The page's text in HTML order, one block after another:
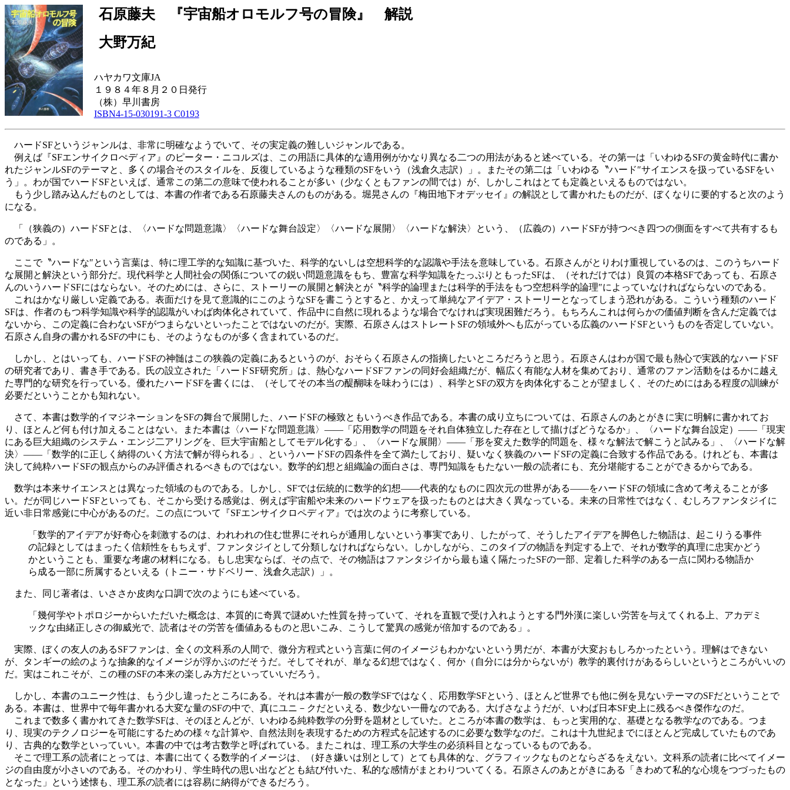
石原藤夫『宇宙船オロモルフ号の冒険』 解説
大野万紀
ハヤカワ文庫JA
１９８４年８月２０日発行
（株）早川書房
ISBN4-15-030191-3 C0193
ハードSFというジャンルは、非常に明確なようでいて、その実定義の難しいジャンルである。
例えば『SFエンサイクロぺディア』のピーター・ニコルズは、この用語に具体的な適用例がかなり異なる二つの用法があると述べている。その第一は「いわゆるSFの黄金時代に書か
れたジャンルSFのテーマと、多くの場合そのスタイルを、反復しているような種類のSFをいう（浅倉久志訳）」。またその第二は「いわゆる〝ハード″サイエンスを扱っているSFをい
う」。わが国でハードSFといえば、通常この第二の意味で使われることが多い（少なくともファンの間では）が、しかしこれはとても定義といえるものではない。
もう少し踏み込んだものとしては、本書の作者である石原藤夫さんのものがある。堀晃さんの『梅田地下オデッセイ』の解説として書かれたものだが、ぼくなりに要的すると次のよう
になる。
「（狭義の）ハードSFとは、〈ハードな問題意識〉〈ハードな舞台設定〉〈ハードな展開〉〈ハードな解決〉という、（広義の）ハードSFが持つべき四つの側面をすべて共有するも
のである」。
ここで〝ハードな″という言葉は、特に理工学的な知識に基づいた、科学的ないしは空想科学的な認識や手法を意味している。石原さんがとりわけ重視しているのは、このうちハード
な展開と解決という部分だ。現代科学と人間社会の関係についての鋭い問題意識をもち、豊富な科学知識をたっぷりともったSFは、（それだけでは）良質の本格SFであっても、石原さ
んのいうハードSFにはならない。そのためには、さらに、ストーリーの展開と解決とが〝科学的論理または科学的手法をもつ空想科学的論理″によっていなければならないのである。
これはかなり厳しい定義である。表面だけを見て意識的にこのようなSFを書こうとすると、かえって単純なアイデア・ストーリーとなってしまう恐れがある。こういう種類のハード
SFは、作者のもつ科学知識や科学的認識がいわば肉体化されていて、作品中に自然に現れるような場合でなければ実現困難だろう。もちろんこれは何らかの価値判断を含んだ定義では
ないから、この定義に合わないSFがつまらないといったことではないのだが。実際、石原さんはストレートSFの領域外へも広がっている広義のハードSFというものを否定していない。
石原さん自身の書かれるSFの中にも、そのようなものが多く含まれているのだ。
しかし、とはいっても、ハードSFの神髄はこの狭義の定義にあるというのが、おそらく石原さんの指摘したいところだろうと思う。石原さんはわが国で最も熱心で実践的なハードSF
の研究者であり、書き手である。氏の設立された「ハードSF研究所」は、熱心なハードSFファンの同好会組織だが、幅広く有能な人材を集めており、通常のファン活動をはるかに越え
た専門的な研究を行っている。優れたハードSFを書くには、（そしてその本当の醍醐味を味わうには）、科学とSFの双方を肉体化することが望ましく、そのためにはある程度の訓練が
必要だということかも知れない。
さて、本書は数学的イマジネーションをSFの舞台で展開した、ハードSFの極致ともいうべき作品である。本書の成り立ちについては、石原さんのあとがきに実に明解に書かれてお
り、ほとんど何も付け加えることはない。また本書は〈ハードな問題意識〉――「応用数学の問題をそれ自体独立した存在として描けばどうなるか」、〈ハードな舞台設定）――「現実
にある巨大組織のシステム・エンジ二アリングを、巨大宇宙船としてモデル化する」、〈ハードな展開〉――「形を変えた数学的問題を、様々な解法で解こうと試みる」、〈ハードな解
決〉――「数学的に正しく納得のいく方法で解が得られる」、というハードSFの四条件を全て満たしており、疑いなく狭義のハードSFの定義に合致する作品である。けれども、本書は
決して純粋ハードSFの観点からのみ評価されるべきものではない。数学的幻想と組織論の面白さは、専門知識をもたない一般の読者にも、充分堪能することができるからである。
数学は本来サイエンスとは異なった領域のものである。しかし、SFでは伝統的に数学的幻想――代表的なものに四次元の世界がある――をハードSFの領域に含めて考えることが多
い。だが同じハードSFといっても、そこから受ける感覚は、例えば宇宙船や未来のハードウェアを扱ったものとは大きく異なっている。未来の日常性ではなく、むしろファンタジイに
近い非日常感覚に中心があるのだ。この点について『SFエンサイクロペディア』では次のように考察している。
「数学的アイデアが好奇心を刺激するのは、われわれの住む世界にそれらが通用しないという事実であり、したがって、そうしたアイデアを脚色した物語は、起こりうる事件
の記録としてはまったく信頼性をもちえず、ファンタジイとして分類しなければならない。しかしながら、このタイプの物語を判定する上で、それが数学的真理に忠実かどう
かということも、重要な考慮の材料になる。もし忠実ならば、その点で、その物語はファンタジイから最も遠く隔たったSFの一部、定着した科学のある一点に関わる物語か
ら成る一部に所属するといえる（トニー・サドベリー、浅倉久志訳）」。
また、同じ著者は、いささか皮肉な口調で次のようにも述べている。
「幾何学やトポロジーからいただいた概念は、本質的に奇異で謎めいた性質を持っていて、それを直観で受け入れようとする門外漢に楽しい労苦を与えてくれる上、アカデミ
ックな由緒正しさの御威光で、読者はその労苦を価値あるものと思いこみ、こうして驚異の感覚が倍加するのである」。
実際、ぼくの友人のあるSFファンは、全くの文科系の人間で、微分方程式という言葉に何のイメージもわかないという男だが、本書が大変おもしろかったという。理解はできない
が、タンギーの絵のような抽象的なイメージが浮かぶのだそうだ。そしてそれが、単なる幻想ではなく、何か（自分には分からないが）教学的裏付けがあるらしいというところがいいの
だ。実はこれこそが、この種のSFの本来の楽しみ方だといっていいだろう。
しかし、本書のユニーク性は、もう少し違ったところにある。それは本書が一般の数学SFではなく、応用数学SFという、ほとんど世界でも他に例を見ないテーマのSFだということで
ある。本書は、世界中で毎年書かれる大変な量のSFの中で、真にユニ－クだといえる、数少ない一冊なのである。大げさなようだが、いわば日本SF史上に残るべき傑作なのだ。
これまで数多く書かれてきた数学SFは、そのほとんどが、いわゆる純粋数学の分野を題材としていた。ところが本書の数学は、もっと実用的な、基礎となる教学なのである。つま
り、現実のテクノロジーを可能にするための様々な計算や、自然法則を表現するための方程式を記述するのに必要な数学なのだ。これは十九世紀までにほとんど完成していたものであ
り、古典的な数学といっていい。本書の中では考古数学と呼ばれている。またこれは、理工系の大学生の必須科目となっているものである。
そこで理工系の読者にとっては、本書に出てくる数学的イメージは、（好き嫌いは別として）とても具体的な、グラフィックなものとならざるをえない。文科系の読者に比べてイメー
ジの自由度が小さいのである。そのかわり、学生時代の思い出などとも結び付いた、私的な感情がまとわりついてくる。石原さんのあとがきにある「きわめて私的な心境をつづったもの
となった」という述懐も、理工系の読者には容易に納得ができるだろう。